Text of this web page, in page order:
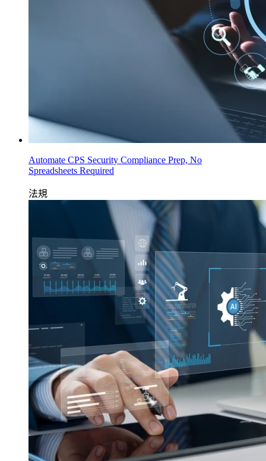
Automate CPS Security Compliance Prep, No
Spreadsheets Required
法規